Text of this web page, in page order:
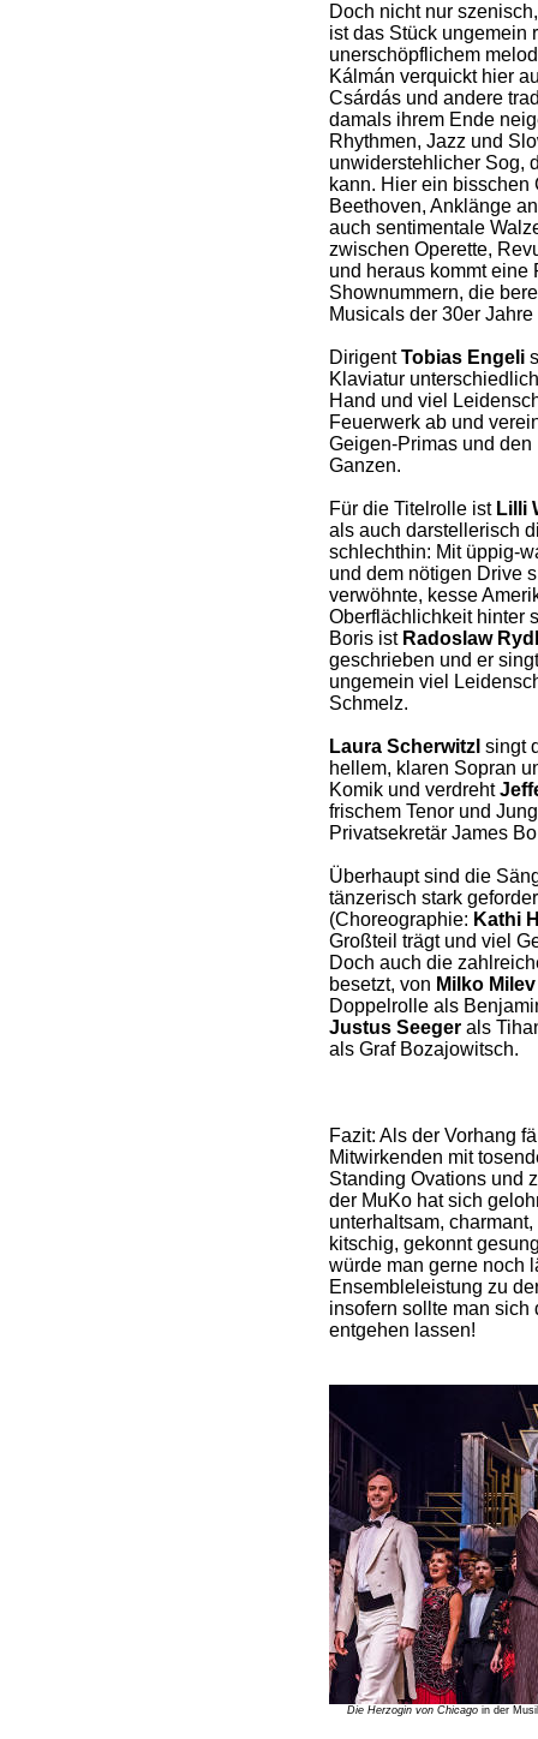
Doch nicht nur
ist das Stück ungemein
unerschöpflichem
Kálmán verquickt hier
Csárdás und andere
damals ihrem Ende
Rhythmen, Jazz und
unwiderstehlicher Sog,
kann. Hier ein bisschen
Beethoven, Anklänge
auch sentimentale
zwischen Operette,
und heraus kommt eine
Shownummern, die
Musicals der 30er
DirigentTobias Engeli
Klaviatur
Hand und viel
Feuerwerk ab und
Geigen-Primas und
Ganzen.
Für die Titelrolle ist Lilli
als auch darstellerisch
schlechthin: Mit üppig-
und dem nötigen Drive
verwöhnte, kesse
Oberflächlichkeit hinter
Boris ist Radoslaw
geschrieben und er
ungemein viel
Schmelz.
Laura Scherwitzl singt
hellem, klaren Sopran
Komik und verdreht
frischem Tenor und
Privatsekretär James
Überhaupt sind die
tänzerisch stark
(Choreographie: Kathi
Großteil trägt und viel
Doch auch die
besetzt, von Milko Milev
Doppelrolle als
Justus Seegerals
als Graf Bozajowitsch.
Fazit: Als der Vorhang
Mitwirkenden mit
Standing Ovations und
der MuKo hat sich
unterhaltsam,
kitschig, gekonnt
würde man gerne noch
Ensembleleistung zu
insofern sollte man sich
entgehen lassen!
Die Herzogin von Chicagoin der